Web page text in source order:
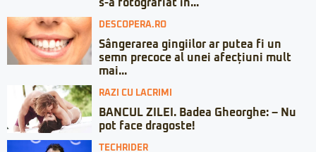
s-a fotografiat în...
DESCOPERA.RO
Sângerarea gingiilor ar putea fi un
semn precoce al unei afecțiuni mult
mai...
RAZI CU LACRIMI
BANCUL ZILEI. Badea Gheorghe: – Nu
pot face dragoste!
TECHRIDER